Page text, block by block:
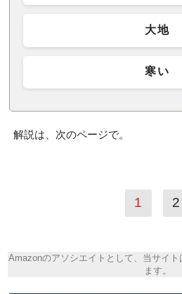
大地
寒い
解説は、次のページで。
1 2
Amazonのアソシエイトとして、当サイ
ます。